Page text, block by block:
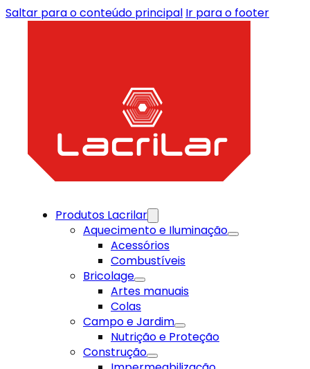
Saltar para o conteúdo principal Ir para o footer
Produtos Lacrilar
Aquecimento e Iluminação
Acessórios
Combustíveis
Bricolage
Artes manuais
Colas
Campo e Jardim
Nutrição e Proteção
Construção